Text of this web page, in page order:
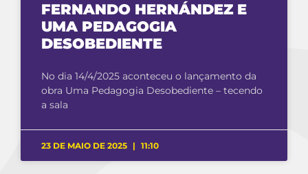
FERNANDO HERNÁNDEZ E
UMA PEDAGOGIA
DESOBEDIENTE
No dia 14/4/2025 aconteceu o lançamento da
obra Uma Pedagogia Desobediente – tecendo
a sala
23 DE MAIO DE 2025 11:10